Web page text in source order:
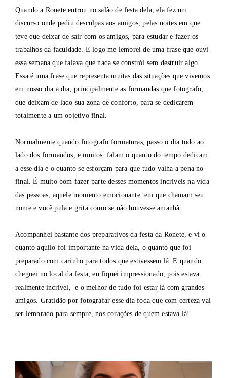
Quando a Ronete entrou no salão de festa dela, ela fez um
discurso onde pediu desculpas aos amigos, pelas noites em que
teve que deixar de sair com os amigos, para estudar e fazer os
trabalhos da faculdade. E logo me lembrei de uma frase que ouvi
essa semana que falava que nada se constrói sem destruir algo.
Essa é uma frase que representa muitas das situações que vivemos
em nosso dia a dia, principalmente as formandas que fotografo,
que deixam de lado sua zona de conforto, para se dedicarem
totalmente a um objetivo final.
Normalmente quando fotografo formaturas, passo o dia todo ao
lado dos formandos, e muitos falam o quanto do tempo dedicam
a esse dia e o quanto se esforçam para que tudo valha a pena no
final. É muito bom fazer parte desses momentos incríveis na vida
das pessoas, aquele momento emocionante em que chamam seu
nome e você pula e grita como se não houvesse amanhã.
Acompanhei bastante dos preparativos da festa da Ronete, e vi o
quanto aquilo foi importante na vida dela, o quanto que foi
preparado com carinho para todos que estivessem lá. E quando
cheguei no local da festa, eu fiquei impressionado, pois estava
realmente incrível, e o melhor de tudo foi estar lá com grandes
amigos. Gratidão por fotografar esse dia foda que com certeza vai
ser lembrado para sempre, nos corações de quem estava lá!